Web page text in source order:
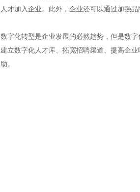
人才加入企业。此外，企业还可以通过加强
数字化转型是企业发展的必然趋势，但是数
建立数字化人才库、拓宽招聘渠道、提高企
助。